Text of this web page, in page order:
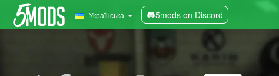
Українська 5mods on Discord